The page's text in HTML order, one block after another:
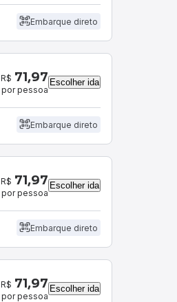
Embarque direto
R$ 71,97
por pessoa
Escolher ida
Embarque direto
R$ 71,97
por pessoa
Escolher ida
Embarque direto
R$ 71,97
por pessoa
Escolher ida